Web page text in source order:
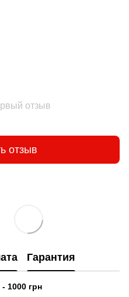
отзыв
отзыв
Гарантия
1000 грн